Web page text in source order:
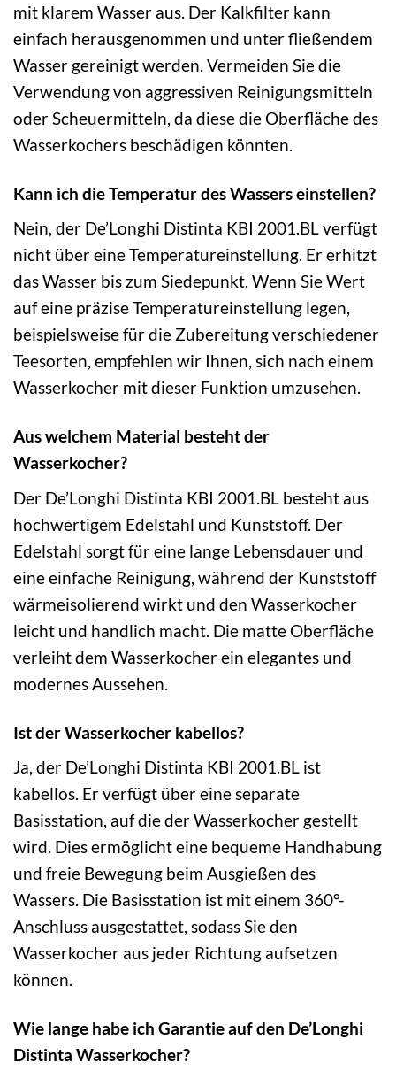
mit klarem Wasser aus. Der Kalkfilter kann
einfach herausgenommen und unter fließendem
Wasser gereinigt werden. Vermeiden Sie die
Verwendung von aggressiven Reinigungsmitteln
oder Scheuermitteln, da diese die Oberfläche des
Wasserkochers beschädigen könnten.
Kann ich die Temperatur des Wassers einstellen?
Nein, der De’Longhi Distinta KBI 2001.BL verfügt
nicht über eine Temperatureinstellung. Er erhitzt
das Wasser bis zum Siedepunkt. Wenn Sie Wert
auf eine präzise Temperatureinstellung legen,
beispielsweise für die Zubereitung verschiedener
Teesorten, empfehlen wir Ihnen, sich nach einem
Wasserkocher mit dieser Funktion umzusehen.
Aus welchem Material besteht der
Wasserkocher?
Der De’Longhi Distinta KBI 2001.BL besteht aus
hochwertigem Edelstahl und Kunststoff. Der
Edelstahl sorgt für eine lange Lebensdauer und
eine einfache Reinigung, während der Kunststoff
wärmeisolierend wirkt und den Wasserkocher
leicht und handlich macht. Die matte Oberfläche
verleiht dem Wasserkocher ein elegantes und
modernes Aussehen.
Ist der Wasserkocher kabellos?
Ja, der De’Longhi Distinta KBI 2001.BL ist
kabellos. Er verfügt über eine separate
Basisstation, auf die der Wasserkocher gestellt
wird. Dies ermöglicht eine bequeme Handhabung
und freie Bewegung beim Ausgießen des
Wassers. Die Basisstation ist mit einem 360°-
Anschluss ausgestattet, sodass Sie den
Wasserkocher aus jeder Richtung aufsetzen
können.
Wie lange habe ich Garantie auf den De’Longhi
Distinta Wasserkocher?